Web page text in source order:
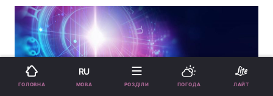
ГОЛОВНА
RU
МОВА РОЗДІЛИ ПОГОДА ЛАЙТ